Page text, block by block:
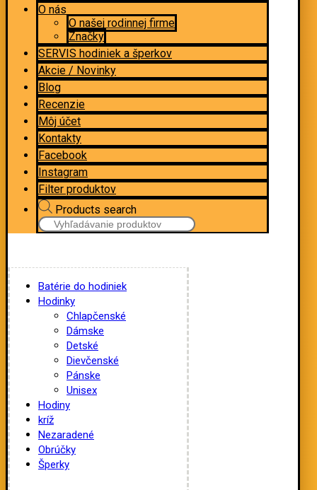
O nás
O našej rodinnej firme
Značky
SERVIS hodiniek a šperkov
Akcie / Novinky
Blog
Recenzie
Môj účet
Kontakty
Facebook
Instagram
Filter produktov
Products search
Batérie do hodiniek
Hodinky
Chlapčenské
Dámske
Detské
Dievčenské
Pánske
Unisex
Hodiny
kríž
Nezaradené
Obrúčky
Šperky